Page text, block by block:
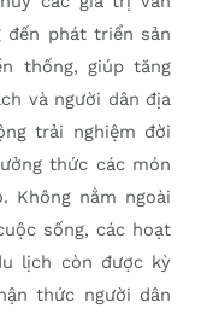
đến phát triển sản
thống, giúp tăng
và người dân địa
trải nghiệm đời
thức các món
Không nằm ngoài
sống, các hoạt
lịch còn được kỳ
thức người dân